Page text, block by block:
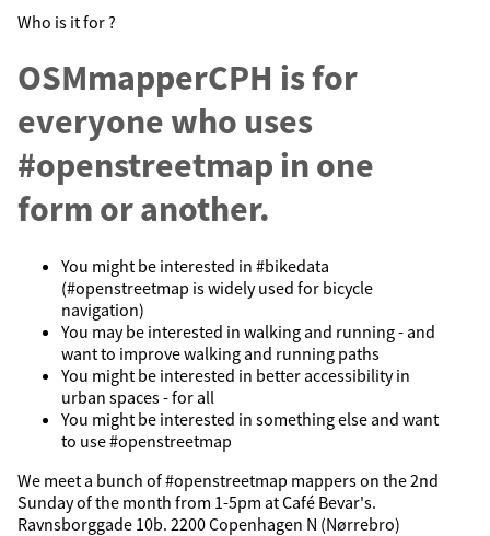
Who is it for ?
OSMmapperCPH is for
everyone who uses
#openstreetmap in one
form or another.
You might be interested in #bikedata
(#openstreetmap is widely used for bicycle
navigation)
You may be interested in walking and running - and
want to improve walking and running paths
You might be interested in better accessibility in
urban spaces - for all
You might be interested in something else and want
to use #openstreetmap
We meet a bunch of #openstreetmap mappers on the 2nd
Sunday of the month from 1-5pm at Café Bevar's.
Ravnsborggade 10b. 2200 Copenhagen N (Nørrebro)